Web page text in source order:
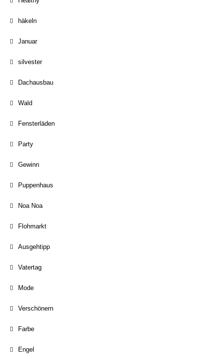
häkeln
Januar
silvester
Dachausbau
Wald
Fensterläden
Party
Gewinn
Puppenhaus
Noa Noa
Flohmarkt
Ausgehtipp
Vatertag
Mode
Verschönern
Farbe
Engel